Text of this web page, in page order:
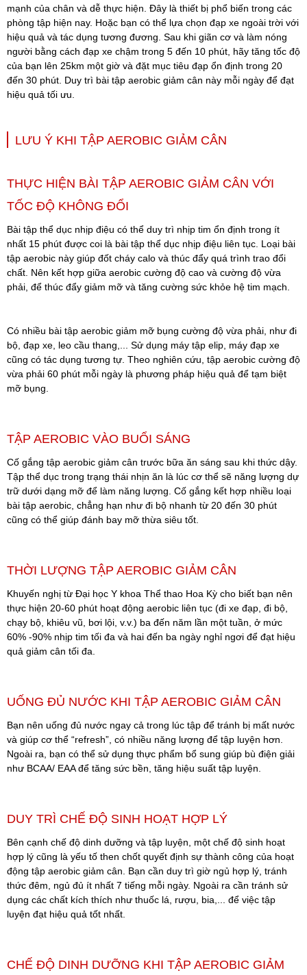
mạnh của chân và dễ thực hiện. Đây là thiết bị phổ biến trong các
phòng tập hiện nay. Hoặc bạn có thể lựa chọn đạp xe ngoài trời với
hiệu quả và tác dụng tương đương. Sau khi giãn cơ và làm nóng
người bằng cách đạp xe chậm trong 5 đến 10 phút, hãy tăng tốc độ
của bạn lên 25km một giờ và đặt mục tiêu đạp ổn định trong 20
đến 30 phút. Duy trì bài tập aerobic giảm cân này mỗi ngày để đạt
hiệu quả tối ưu.
LƯU Ý KHI TẬP AEROBIC GIẢM CÂN
THỰC HIỆN BÀI TẬP AEROBIC GIẢM CÂN VỚI
TỐC ĐỘ KHÔNG ĐỔI
Bài tập thể dục nhịp điệu có thể duy trì nhịp tim ổn định trong ít
nhất 15 phút được coi là bài tập thể dục nhịp điệu liên tục. Loại bài
tập aerobic này giúp đốt cháy calo và thúc đẩy quá trình trao đổi
chất. Nên kết hợp giữa aerobic cường độ cao và cường độ vừa
phải, để thúc đẩy giảm mỡ và tăng cường sức khỏe hệ tim mạch.
Có nhiều bài tập aerobic giảm mỡ bụng cường độ vừa phải, như đi
bộ, đạp xe, leo cầu thang,... Sử dụng máy tập elip, máy đạp xe
cũng có tác dụng tương tự. Theo nghiên cứu, tập aerobic cường độ
vừa phải 60 phút mỗi ngày là phương pháp hiệu quả để tạm biệt
mỡ bụng.
TẬP AEROBIC VÀO BUỔI SÁNG
Cố gắng tập aerobic giảm cân trước bữa ăn sáng sau khi thức dậy.
Tập thể dục trong trạng thái nhịn ăn là lúc cơ thể sẽ năng lượng dự
trữ dưới dạng mỡ để làm năng lượng. Cố gắng kết hợp nhiều loại
bài tập aerobic, chẳng hạn như đi bộ nhanh từ 20 đến 30 phút
cũng có thể giúp đánh bay mỡ thừa siêu tốt.
THỜI LƯỢNG TẬP AEROBIC GIẢM CÂN
Khuyến nghị từ Đại học Y khoa Thể thao Hoa Kỳ cho biết bạn nên
thực hiện 20-60 phút hoạt động aerobic liên tục (đi xe đạp, đi bộ,
chạy bộ, khiêu vũ, bơi lội, v.v.) ba đến năm lần một tuần, ở mức
60% -90% nhịp tim tối đa và hai đến ba ngày nghỉ ngơi để đạt hiệu
quả giảm cân tối đa.
UỐNG ĐỦ NƯỚC KHI TẬP AEROBIC GIẢM CÂN
Bạn nên uống đủ nước ngay cả trong lúc tập để tránh bị mất nước
và giúp cơ thể “refresh”, có nhiều năng lượng để tập luyện hơn.
Ngoài ra, bạn có thể sử dụng thực phẩm bổ sung giúp bù điện giải
như BCAA/ EAA để tăng sức bền, tăng hiệu suất tập luyện.
DUY TRÌ CHẾ ĐỘ SINH HOẠT HỢP LÝ
Bên cạnh chế độ dinh dưỡng và tập luyện, một chế độ sinh hoạt
hợp lý cũng là yếu tố then chốt quyết định sự thành công của hoạt
động tập aerobic giảm cân. Bạn cần duy trì giờ ngủ hợp lý, tránh
thức đêm, ngủ đủ ít nhất 7 tiếng mỗi ngày. Ngoài ra cần tránh sử
dụng các chất kích thích như thuốc lá, rượu, bia,... để việc tập
luyện đạt hiệu quả tốt nhất.
CHẾ ĐỘ DINH DƯỠNG KHI TẬP AEROBIC GIẢM